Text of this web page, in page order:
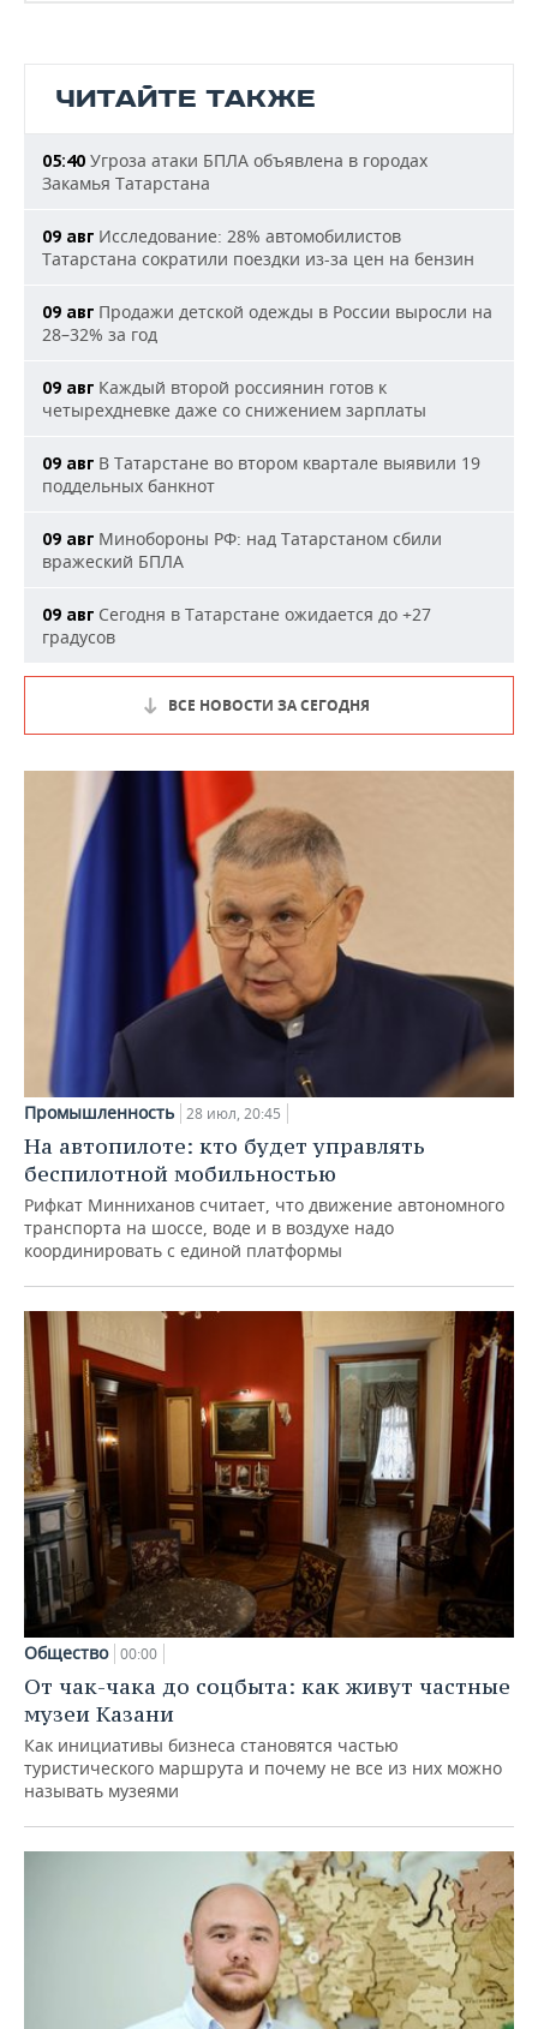
ЧИТАЙТЕ ТАКЖЕ
05:40 Угроза атаки БПЛА объявлена в городах
Закамья Татарстана
09 авг Исследование: 28% автомобилистов
Татарстана сократили поездки из-за цен на бензин
09 авг Продажи детской одежды в России выросли на
28–32% за год
09 авг Каждый второй россиянин готов к
четырехдневке даже со снижением зарплаты
09 авг В Татарстане во втором квартале выявили 19
поддельных банкнот
09 авг Минобороны РФ: над Татарстаном сбили
вражеский БПЛА
09 авг Сегодня в Татарстане ожидается до +27
градусов
ВСЕ НОВОСТИ ЗА СЕГОДНЯ
Промышленность 28 июл, 20:45
На автопилоте: кто будет управлять
беспилотной мобильностью
Рифкат Минниханов считает, что движение автономного
транспорта на шоссе, воде и в воздухе надо
координировать с единой платформы
Общество 00:00
От чак-чака до соцбыта: как живут частные
музеи Казани
Как инициативы бизнеса становятся частью
туристического маршрута и почему не все из них можно
называть музеями